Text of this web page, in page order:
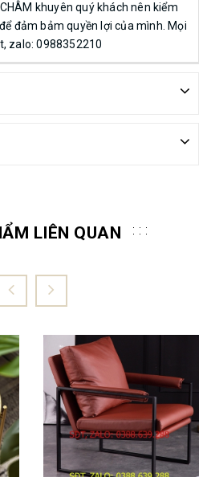
khuyên quý khách nên kiểm
đảm bảm quyền lợi của mình. Mọi
zalo: 0988352210
LIÊN QUAN